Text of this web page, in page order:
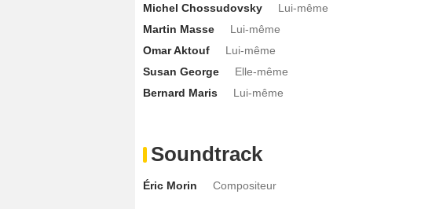
Michel Chossudovsky
Lui-même
Martin Masse
Lui-même
Omar Aktouf
Lui-même
Susan George
Elle-même
Bernard Maris
Lui-même
Soundtrack
Éric Morin Compositeur